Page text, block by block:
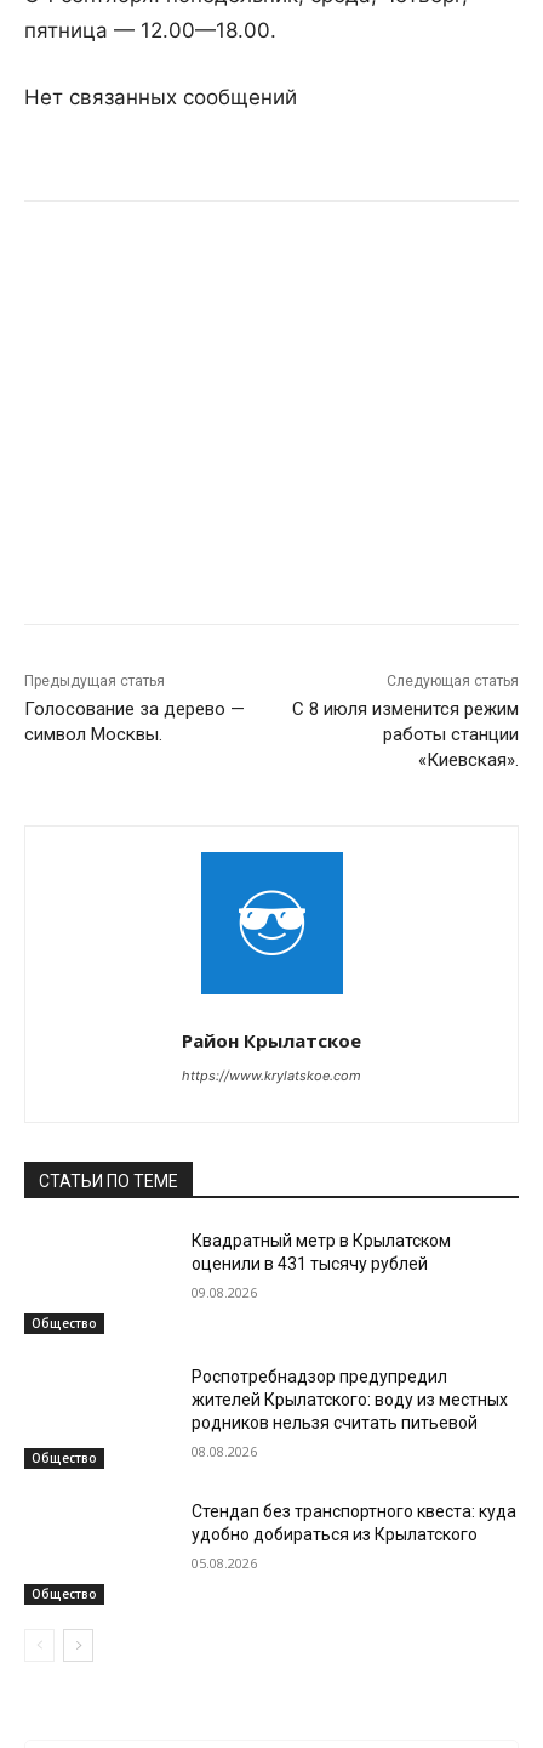
пятница — 12.00—18.00.
Нет связанных сообщений
Предыдущая статья
Голосование за дерево —
символ Москвы.
Следующая статья
С 8 июля изменится режим
работы станции
«Киевская».
Район Крылатское
https://www.krylatskoe.com
СТАТЬИ ПО ТЕМЕ
Общество
Квадратный метр в Крылатском
оценили в 431 тысячу рублей
09.08.2026
Общество
Роспотребнадзор предупредил
жителей Крылатского: воду из местных
родников нельзя считать питьевой
08.08.2026
Общество
Стендап без транспортного квеста: куда
удобно добираться из Крылатского
05.08.2026